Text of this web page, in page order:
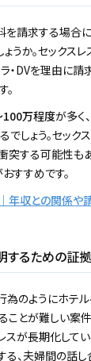
を請求する場合
ょうか。セック
ラ・DVを理由に
万程度が多く
しょう。セック
突する可能性も
すすめです。
年収との関係や
するための証拠
為のようにホテ
ことが難しい案
スが長期化して
る、夫婦間の話